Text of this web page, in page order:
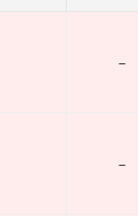
–
–